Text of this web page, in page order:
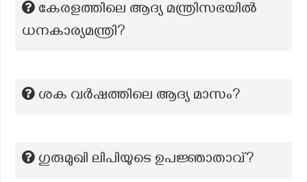
കേരളത്തിലെ ആദ്യ മന്ത്രിസഭയില്‍
ധനകാര്യമന്ത്രി?
ശക വർഷത്തിലെ ആദ്യ മാസം?
ഗുരുമുഖി ലിപിയുടെ ഉപജ്ഞാതാവ്?